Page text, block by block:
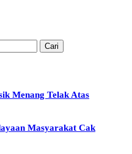
Menang Telak Atas
Masyarakat Cak